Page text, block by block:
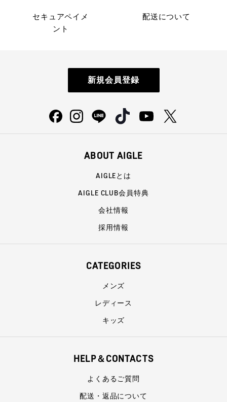
セキュアペイメ
ント
配送について
新規会員登録
ABOUT AIGLE
AIGLEとは
AIGLE CLUB会員特典
会社情報
採用情報
CATEGORIES
メンズ
レディース
キッズ
HELP＆CONTACTS
よくあるご質問
配送・返品について